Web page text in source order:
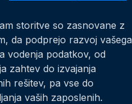
storitve so zasnovane z
da podprejo razvoj vašega
vodenja podatkov, od
zahtev do izvajanja
rešitev, pa vse do
vaših zaposlenih.